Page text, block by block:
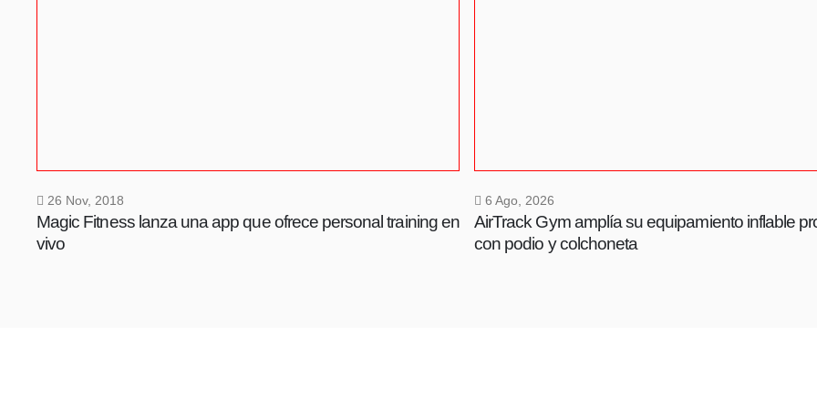
26 Nov, 2018
Magic Fitness lanza una app que ofrece personal training en
vivo
6 Ago, 2026
AirTrack Gym amplía su equipamiento inflable
con podio y colchoneta